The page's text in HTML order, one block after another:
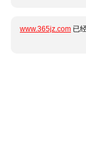
www.365jz.com 已